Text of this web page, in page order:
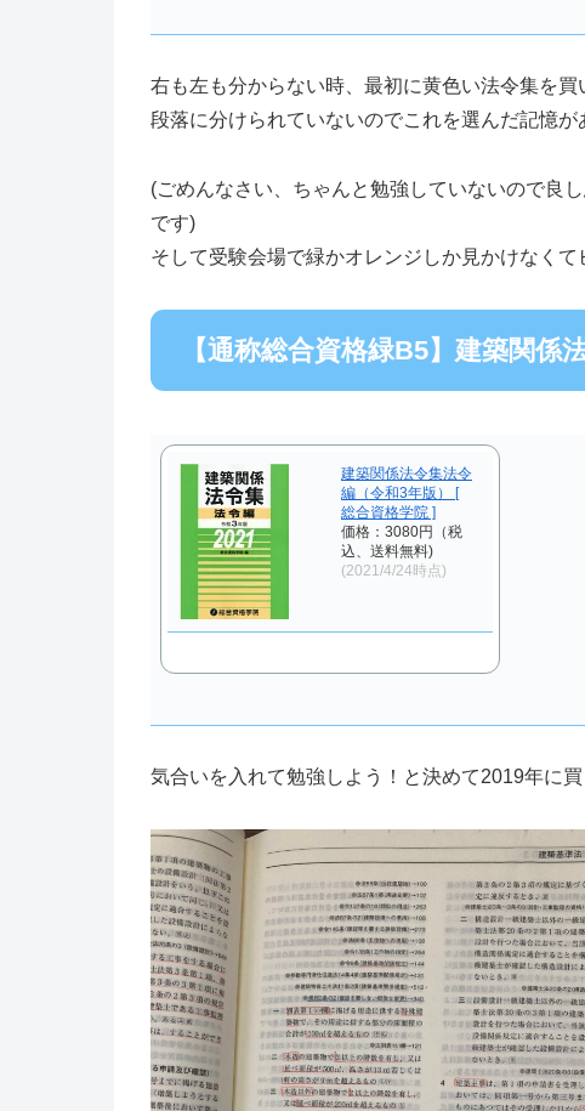
右も左も分からない時、最初に黄色い法令集を買
段落に分けられていないのでこれを選んだ記憶が
(ごめんなさい、ちゃんと勉強していないので良
です)
そして受験会場で緑かオレンジしか見かけなくて
【通称総合資格緑B5】建築関係
建築関係法令集法令
編（令和3年版） [
総合資格学院 ]
価格：3080円（税
込、送料無料)
(2021/4/24時点)
気合いを入れて勉強しよう！と決めて2019年に